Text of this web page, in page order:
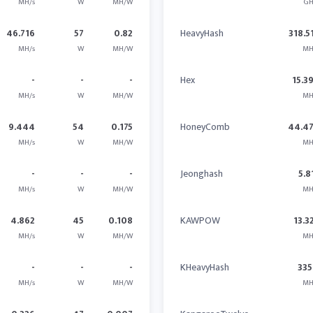
46.716
MH/s
57
W
0.82
MH/W
-
MH/s
-
W
-
MH/W
9.444
MH/s
54
W
0.175
MH/W
-
MH/s
-
W
-
MH/W
4.862
MH/s
45
W
0.108
MH/W
-
MH/s
-
W
-
MH/W
HeavyHash
Hex
HoneyComb
Jeonghash
KAWPOW
KHeavyHash